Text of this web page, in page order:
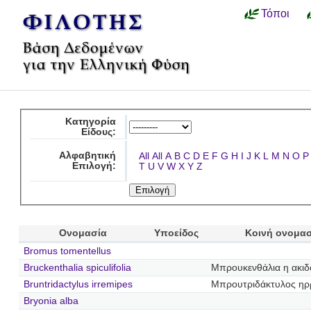
Τόποι
Κατηγορία
Είδους:
Αλφαβητική
Επιλογή:
All All A B C D E F G H I J K L M N O P
T U V W X Y Z
Ονομασία Υποείδος
Κοινή
Bromus tomentellus
Bruckenthalia spiculifolia
Μπρουκενθάλια η
Bruntridactylus irremipes
Μπρουτριδάκτυλος
Bryonia alba